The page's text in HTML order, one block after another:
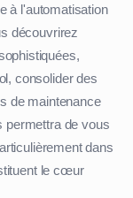
à l'automatisation
découvrirez
consolider des
de maintenance
permettra de vous
dans
le cœur